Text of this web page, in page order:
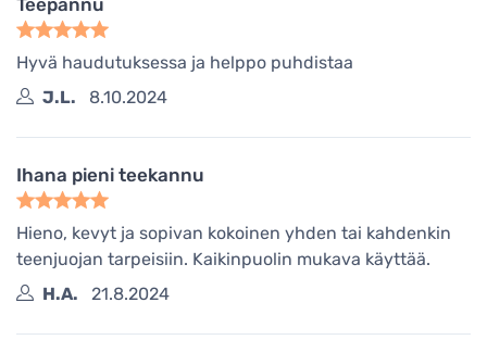
Hyvä haudutuksessa ja helppo puhdistaa
J.L.
8.10.2024
Ihana pieni teekannu
Hieno, kevyt ja sopivan kokoinen yhden tai kahdenkin
teenjuojan tarpeisiin. Kaikinpuolin mukava käyttää.
H.A.
21.8.2024